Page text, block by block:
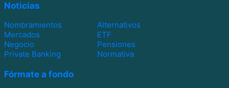
Noticias
Nombramientos
Alternativos
Mercados
ETF
Negocio
Pensiones
Private Banking
Normativa
Fórmate a fondo